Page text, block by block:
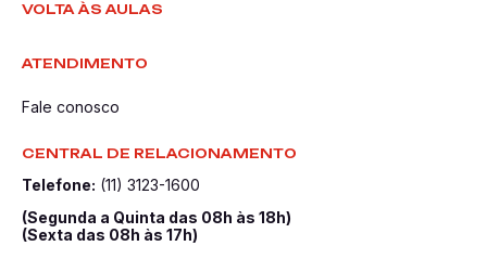
VOLTA ÀS AULAS
ATENDIMENTO
Fale conosco
CENTRAL DE RELACIONAMENTO
Telefone: (11) 3123-1600
(Segunda a Quinta das 08h às 18h)
(Sexta das 08h às 17h)